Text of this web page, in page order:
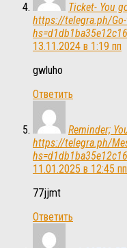
Ticket- You
https://telegra.ph/
13.11.2024 в 1:19 пп
gwluho
Ответить
Reminder;
https://telegra.ph/
11.01.2025 в 12:45 пп
77jjmt
Ответить